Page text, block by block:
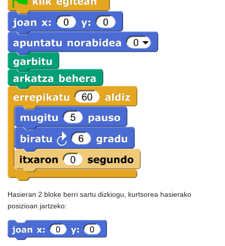
Hasieran 2 bloke berri sartu dizkiogu, kurtsorea hasierako
posizioan jartzeko: